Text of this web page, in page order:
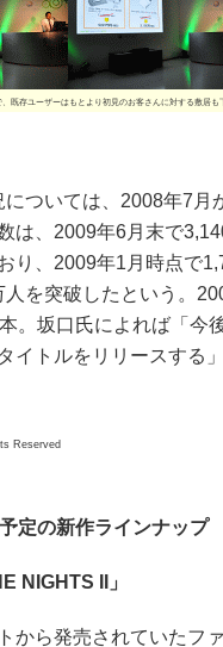
既存ユーザーはもとより初見のお客さんに対する敷居
ついては、2008年7月
は、2009年6月末で
り、2009年1月時点で
を突破したという。
。坂口氏によれば「今
イトルをリリースする
Reserved
定の新作ラインナップ
NIGHTS II」
から発売されていたフ